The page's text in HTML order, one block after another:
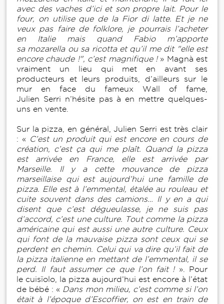
avec des vaches d’ici et son propre lait. Pour le
four, on utilise que de la Fior di latte. Et je ne
veux pas faire de folklore, je pourrais l’acheter
en Italie mais quand Fabio m’apporte
sa mozarella ou sa ricotta et qu’il me dit "elle est
encore chaude !", c’est magnifique ! » Magnà est
vraiment un lieu qui met en avant ses
producteurs et leurs produits, d’ailleurs sur le
mur en face du fameux Wall of fame,
Julien Serri n’hésite pas à en mettre quelques-
uns en vente.
Sur la pizza, en général, Julien Serri est très clair
: « C’est un produit qui est encore en cours de
création, c’est ça qui me plaît. Quand la pizza
est arrivée en France, elle est arrivée par
Marseille. Il y a cette mouvance de pizza
marseillaise qui est aujourd’hui une famille de
pizza. Elle est à l’emmental, étalée au rouleau et
cuite souvent dans des camions… Il y en a qui
disent que c’est dégueulasse, je ne suis pas
d’accord, c’est une culture. Tout comme la pizza
américaine qui est aussi une autre culture. Ceux
qui font de la mauvaise pizza sont ceux qui se
perdent en chemin. Celui qui va dire qu’il fait de
la pizza italienne en mettant de l’emmental, il se
perd. Il faut assumer ce que l’on fait ! ». Pour
le cuisïolo, la pizza aujourd’hui est encore à l’état
de bébé : « Dans mon milieu, c’est comme si l’on
était à l’époque d’Escoffier, on est en train de